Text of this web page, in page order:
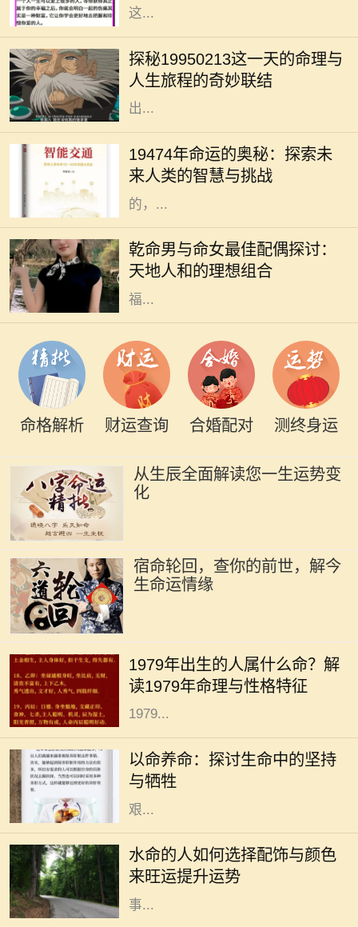
这...
探秘19950213这一天的命理与
人生旅程的奇妙联结
在命理学中，每个人的生日都承载着
独特的命运密码。1995年2月13日，
这一天的出生者往往被认为拥有丰富
的内在潜能与无限的可能性。那么，
出...
19474年命运的奥秘：探索未
来人类的智慧与挑战
19474年，这一神秘的年份似乎充满
了无尽的可能性与挑战。对于每一个
生命而言，命运从来没有固定的答
案。在这未来的年代间，人们所经历
的，...
乾命男与命女最佳配偶探讨：
天地人和的理想组合
在中华传统命理学中，命理不仅可以
影响一个人的性格和命运，还可以影
响其与他人的相处和和谐程度。尤其
是夫妻之间的配合，更是影响生活幸
福...
命格解析 财运查询 合婚配对 测终身运
从生辰全面解读您一生运势变
化
宿命轮回，查你的前世，解今
生命运情缘
1979年出生的人属什么命？解
读1979年命理与性格特征
而神秘的学问，承载了人们对未来的
期望与生活的智慧。尤其是生肖对命
理的影响更是让不少人颇感兴趣。
1979...
以命养命：探讨生命中的坚持
与牺牲
在我们生活的每一天，“以命养命”这
个词汇时常萦绕在心头。然而，它的
深入含义并不只是字面上的理解，而
是包涵了我们在生活中所要面对的
艰...
水命的人如何选择配饰与颜色
来旺运提升运势
在中国传统命理中，水命的人通常具
有聪明机智、适应力强的个性特征。
不过，适当的配饰和颜色能进一步增
强水命人的运势，帮助他们在生活和
事...
在传统的命理学说中，男命带福星被